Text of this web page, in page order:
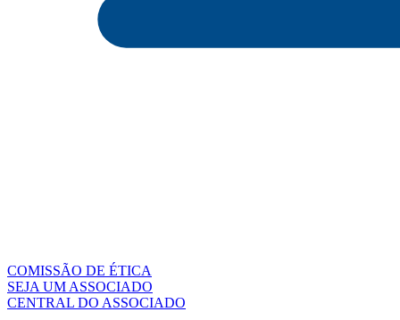
COMISSÃO DE ÉTICA
SEJA UM ASSOCIADO
CENTRAL DO ASSOCIADO